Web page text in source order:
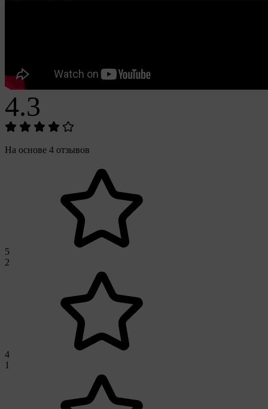
4.3
На основе 4 отзывов
5
2
4
1